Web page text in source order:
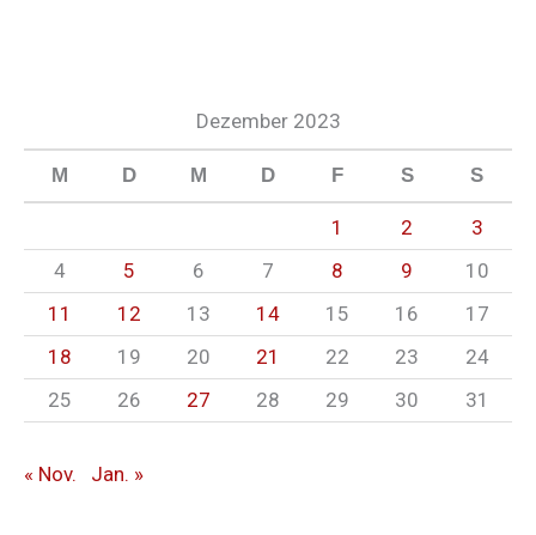
Dezember 2023
M D M D F S S
1 2
3
4
5 6 7 8 9
10
11
12 13 14 15 16
17
18
19 20 21 22 23
24
25
26 27 28 29 30 31
« Nov. Jan. »